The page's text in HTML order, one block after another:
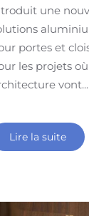
une
portes et
les projets
vont...
Lire la suite